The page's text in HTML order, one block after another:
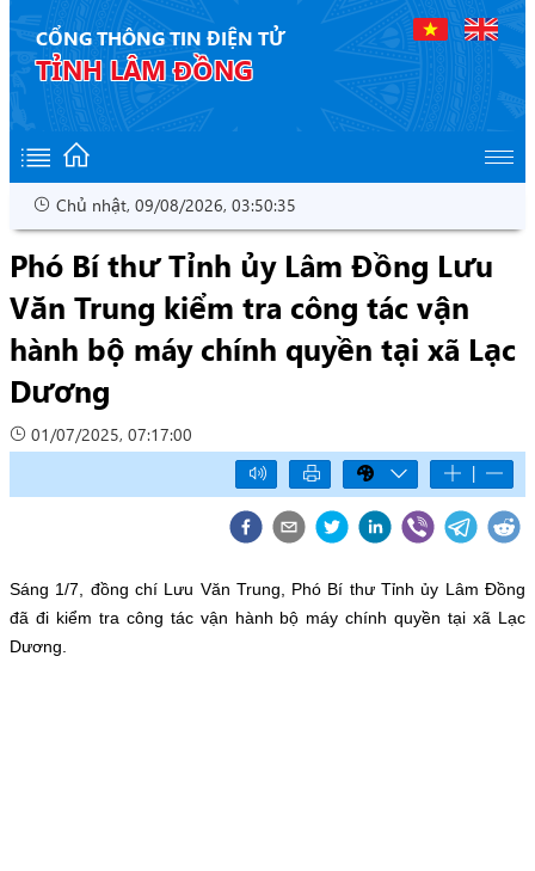
CỔNG THÔNG TIN ĐIỆN TỬ
TỈNH LÂM ĐỒNG
Chủ nhật, 09/08/2026, 03:50:35
Phó Bí thư Tỉnh ủy Lâm Đồng Lưu
Văn Trung kiểm tra công tác vận
hành bộ máy chính quyền tại xã Lạc
Dương
01/07/2025, 07:17:00
|
Sáng 1/7, đồng chí Lưu Văn Trung, Phó Bí thư Tỉnh ủy Lâm Đồng
đã đi kiểm tra công tác vận hành bộ máy chính quyền tại xã Lạc
Dương.